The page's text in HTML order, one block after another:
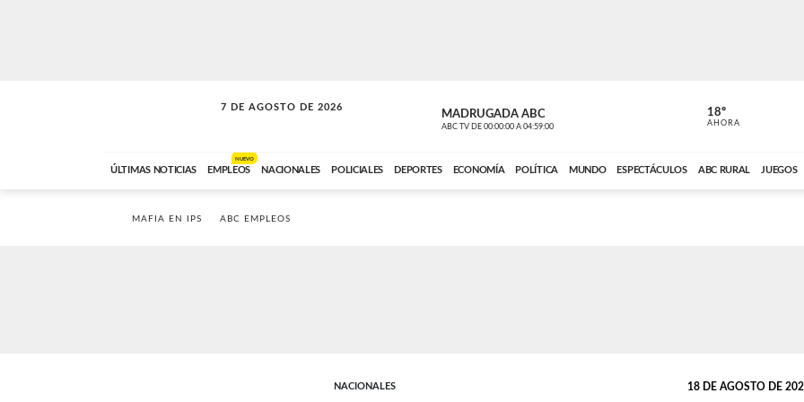
7 DE AGOSTO DE 2026
SOLO MÚSICA MADRUGADA ABC
ABC TV DE 00:00:00 A 04:59:00 ABC CARDINAL
18º
AHORA
ÚLTIMAS NOTICIAS EMPLEOS
NUEVO
NACIONALES POLICIALES DEPORTES ECONOMÍA POLÍTICA MUNDO ESPECTÁCULOS ABC RURAL JUEGOS
MAFIA EN IPS ABC EMPLEOS
NACIONALES 18 DE AGOSTO DE